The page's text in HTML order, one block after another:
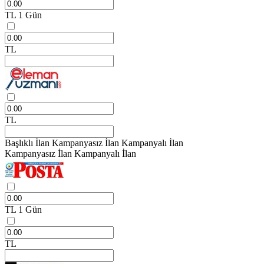
TL 1 Gün
TL
TL
Başlıklı İlan Kampanyasız İlan Kampanyalı İlan
Kampanyasız İlan Kampanyalı İlan
TL 1 Gün
TL